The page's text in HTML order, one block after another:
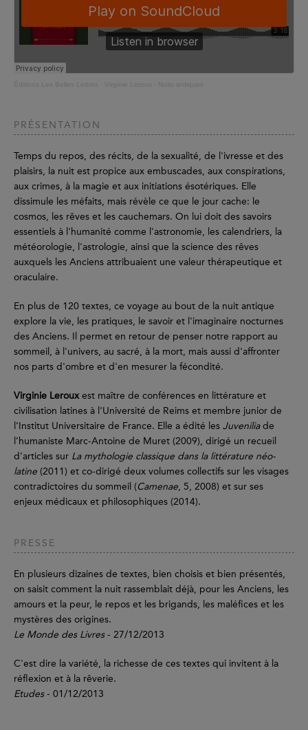
Éditions Les Belles Lettres Virginie Leroux - Nuits antiques
PRÉSENTATION
Temps du repos, des récits, de la sexualité, de l'ivresse et des
plaisirs, la nuit est propice aux embuscades, aux conspirations,
aux crimes, à la magie et aux initiations ésotériques. Elle
dissimule les méfaits, mais révèle ce que le jour cache: le
cosmos, les rêves et les cauchemars. On lui doit des savoirs
essentiels à l'humanité comme l'astronomie, les calendriers, la
météorologie, l'astrologie, ainsi que la science des rêves
auxquels les Anciens attribuaient une valeur thérapeutique et
oraculaire.
En plus de 120 textes, ce voyage au bout de la nuit antique
explore la vie, les pratiques, le savoir et l'imaginaire nocturnes
des Anciens. Il permet en retour de penser notre rapport au
sommeil, à l'univers, au sacré, à la mort, mais aussi d'affronter
nos parts d'ombre et d'en mesurer la fécondité.
Virginie Lerouxest maître de conférences en littérature et
civilisation latines à l'Université de Reims et membre junior de
l’Institut Universitaire de France. Elle a édité les Juveniliade
l’humaniste Marc-Antoine de Muret (2009), dirigé un recueil
d'articles sur La mythologie classique dans la littérature néo-
latine (2011) et co-dirigé deux volumes collectifs sur les visages
contradictoires du sommeil (Camenae, 5, 2008) et sur ses
enjeux médicaux et philosophiques (2014).
PRESSE
En plusieurs dizaines de textes, bien choisis et bien présentés,
on saisit comment la nuit rassemblait déjà, pour les Anciens, les
amours et la peur, le repos et les brigands, les maléfices et les
mystères des origines.
Le Monde des Livres- 27/12/2013
C'est dire la variété, la richesse de ces textes qui invitent à la
réflexion et à la rêverie.
Etudes- 01/12/2013